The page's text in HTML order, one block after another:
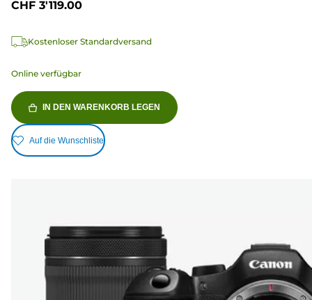
CHF 3'119.00
Kostenloser Standardversand
Online verfügbar
IN DEN WARENKORB LEGEN
Auf die Wunschliste